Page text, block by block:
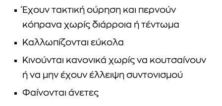
Έχουν τακτική ούρηση και περνούν
κόπρανα χωρίς διάρροια ή τέντωμα
Καλλωπίζονται εύκολα
Κινούνται κανονικά χωρίς να κουτσαίνουν
ή να μην έχουν έλλειψη συντονισμού
Φαίνονται άνετες